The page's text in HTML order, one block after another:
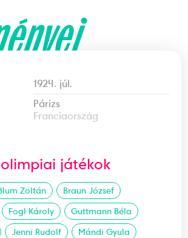
1924. júl.
Párizs
Franciaország
játékok
Zoltán
Braun József
Fogl Károly
Guttmann Béla
Jenni Rudolf
Mándi Gyula